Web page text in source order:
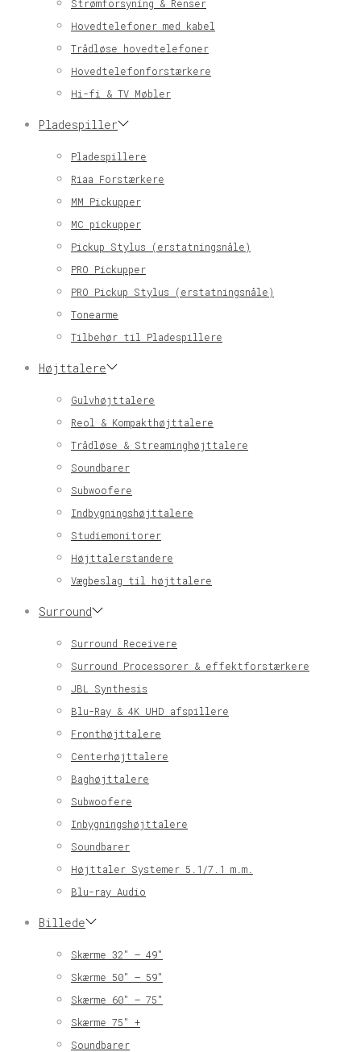
Strømforsyning & Renser
Hovedtelefoner med kabel
Trådløse hovedtelefoner
Hovedtelefonforstærkere
Hi-fi & TV Møbler
Pladespiller
Pladespillere
Riaa Forstærkere
MM Pickupper
MC pickupper
Pickup Stylus (erstatningsnåle)
PRO Pickupper
PRO Pickup Stylus (erstatningsnåle)
Tonearme
Tilbehør til Pladespillere
Højttalere
Gulvhøjttalere
Reol & Kompakthøjttalere
Trådløse & Streaminghøjttalere
Soundbarer
Subwoofere
Indbygningshøjttalere
Studiemonitorer
Højttalerstandere
Vægbeslag til højttalere
Surround
Surround Receivere
Surround Processorer & effektforstærkere
JBL Synthesis
Blu-Ray & 4K UHD afspillere
Fronthøjttalere
Centerhøjttalere
Baghøjttalere
Subwoofere
Inbygningshøjttalere
Soundbarer
Højttaler Systemer 5.1/7.1 m.m.
Blu-ray Audio
Billede
Skærme 32″ – 49″
Skærme 50″ – 59″
Skærme 60″ – 75″
Skærme 75″ +
Soundbarer